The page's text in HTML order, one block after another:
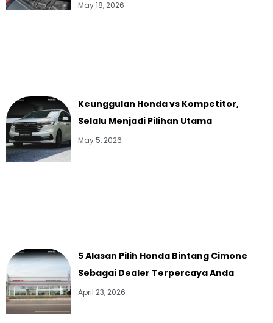
May 18, 2026
Keunggulan Honda vs Kompetitor,
Selalu Menjadi Pilihan Utama
May 5, 2026
5 Alasan Pilih Honda Bintang Cimone
Sebagai Dealer Terpercaya Anda
April 23, 2026